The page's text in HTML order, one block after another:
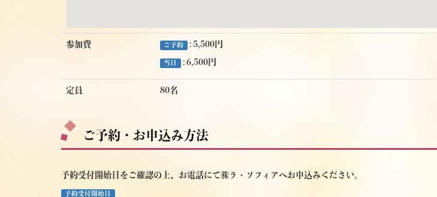
参加費 ご予約 : 5,500円
当日 : 6,500円
定員 80名
ご予約・お申込み方法
予約受付開始日をご確認の上、お電話にて㈱ラ・ソフィアへお申込みください。
予約受付開始日